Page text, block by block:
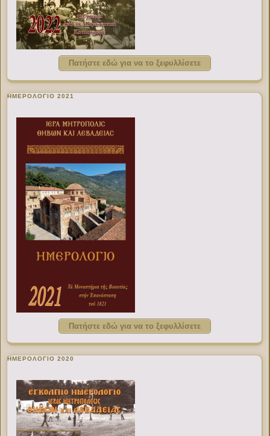
Πατήστε εδώ για να το ξεφυλλίσετε
ΗΜΕΡΟΛΟΓΙΟ 2021
Πατήστε εδώ για να το ξεφυλλίσετε
ΗΜΕΡΟΛΟΓΙΟ 2020